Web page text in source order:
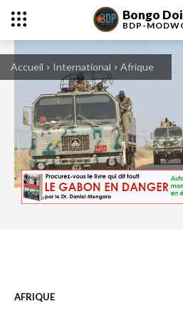
Bongo
BDP-
Accueil International Afrique
AFRIQUE